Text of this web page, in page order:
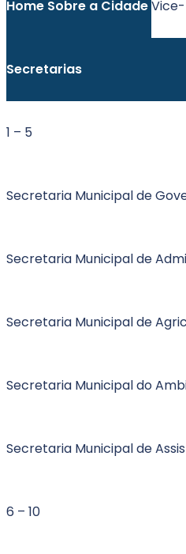
Home Sobre a Cidade
Secretarias
1 – 5
Secretaria Municipal de
Secretaria Municipal de
Secretaria Municipal de
Secretaria Municipal do
Secretaria Municipal de
6 – 10